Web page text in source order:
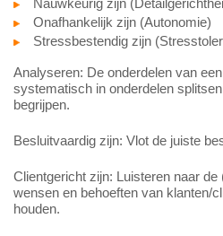
Nauwkeurig zijn
Onafhankelijk zijn (Autonomie)
Stressbestendig zijn
Analyseren: De onderdelen van
systematisch in onderdelen
begrijpen.
Besluitvaardig zijn: Vlot de juiste
Clientgericht zijn: Luisteren naar
wensen en behoeften van klanten/
houden.